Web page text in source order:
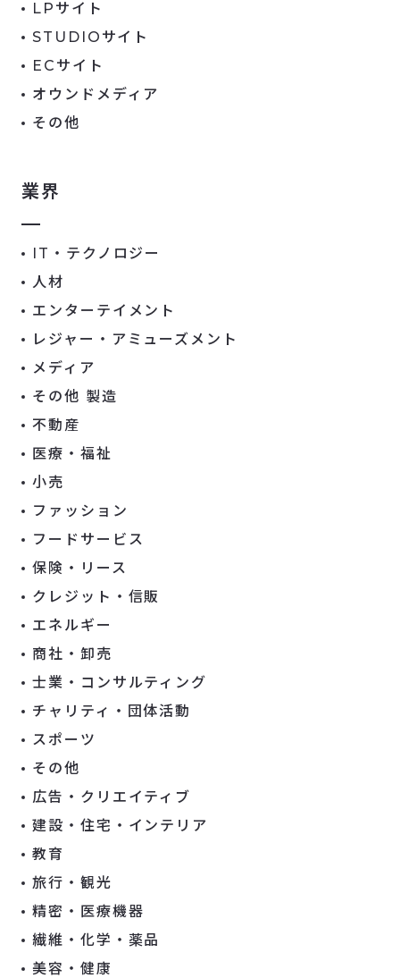
LPサイト
STUDIOサイト
ECサイト
オウンドメディア
その他
業界
IT・テクノロジー
人材
エンターテイメント
レジャー・アミューズメント
メディア
その他 製造
不動産
医療・福祉
小売
ファッション
フードサービス
保険・リース
クレジット・信販
エネルギー
商社・卸売
士業・コンサルティング
チャリティ・団体活動
スポーツ
その他
広告・クリエイティブ
建設・住宅・インテリア
教育
旅行・観光
精密・医療機器
繊維・化学・薬品
美容・健康